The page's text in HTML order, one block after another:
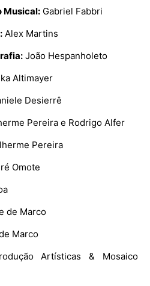
Musical: Gabriel Fabbri
Alex Martins
João Hespanholeto
Altimayer
Desierrê
Pereira e Rodrigo Alfer
Pereira
Omote
de Marco
Marco
Artísticas & Mosaico